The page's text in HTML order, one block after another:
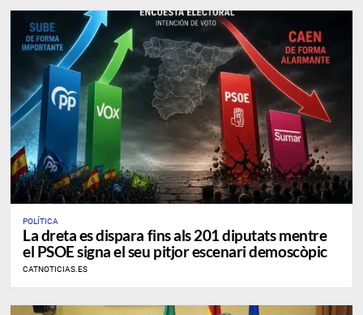
POLÍTICA
La dreta es dispara fins als 201 diputats mentre
el PSOE signa el seu pitjor escenari demoscòpic
CATNOTICIAS.ES